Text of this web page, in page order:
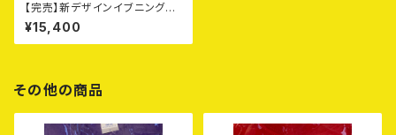
【完売】新デザインイブニングロ
ーリー全員サイン入り紙CDケー
ス＋DVD＋オマケ付きセット
¥15,400
その他の商品